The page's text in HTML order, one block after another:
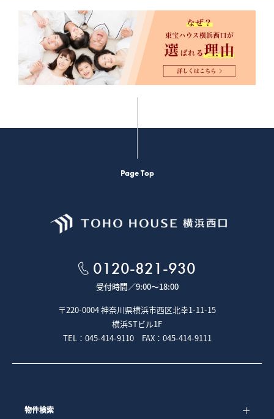
Page Top
0120-821-930
受付時間／9:00～18:00
〒220-0004 神奈川県横浜市西区北幸1-11-15
横浜STビル1F
TEL：045-414-9110 FAX：045-414-9111
物件検索